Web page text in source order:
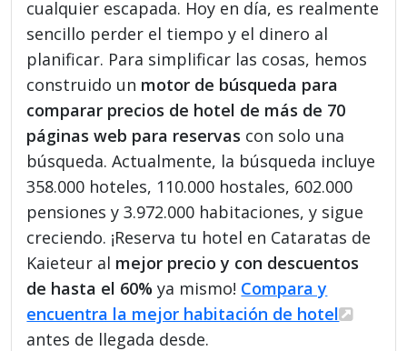
cualquier escapada. Hoy en día, es realmente
sencillo perder el tiempo y el dinero al
planificar. Para simplificar las cosas, hemos
construido un motor de búsqueda para
comparar precios de hotel de más de 70
páginas web para reservas con solo una
búsqueda. Actualmente, la búsqueda incluye
358.000 hoteles, 110.000 hostales, 602.000
pensiones y 3.972.000 habitaciones, y sigue
creciendo. ¡Reserva tu hotel en Cataratas de
Kaieteur al mejor precio y con descuentos
de hasta el 60% ya mismo! Compara y
encuentra la mejor habitación de hotel
antes de llegada desde.